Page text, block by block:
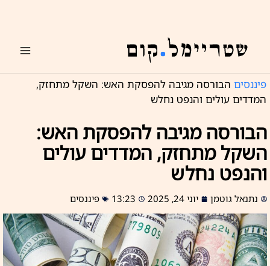
פיננסים הבורסה מגיבה להפסקת האש: השקל מתחזק,
המדדים עולים והנפט נחלש
הבורסה מגיבה להפסקת האש:
השקל מתחזק, המדדים עולים
והנפט נחלש
נתנאל גוטמן יוני 24, 2025 13:23 פיננסים